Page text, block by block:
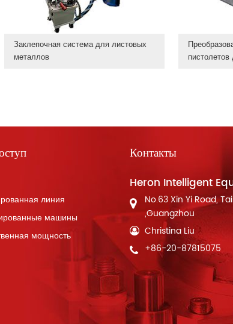
Заклепочная система для листовых
металлов
линия
машины
мощность
Контакты
Heron Intelligent
No.63 Xin Yi Road,
,Guangzhou
Christina Liu
+86-20-87815075